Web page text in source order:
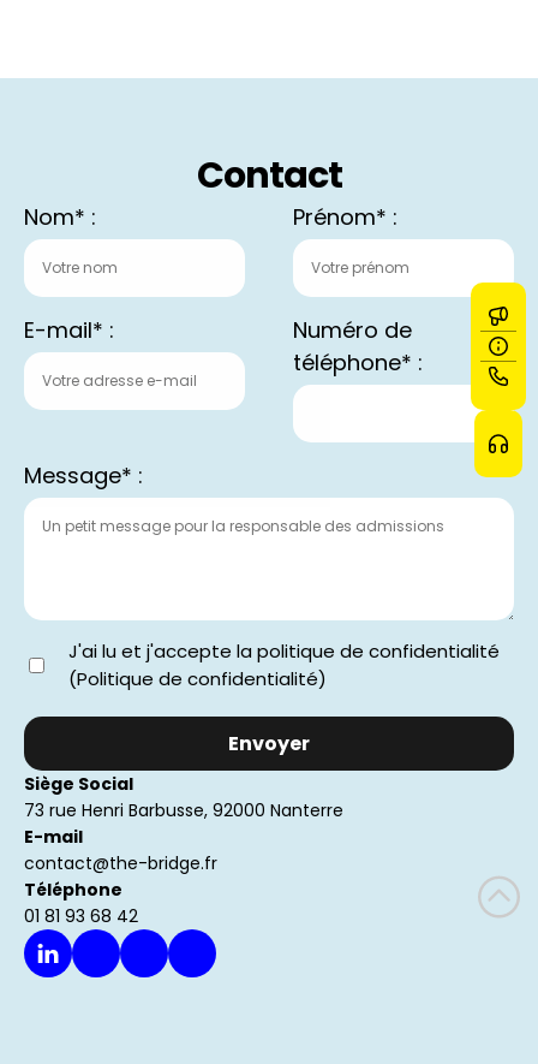
Contact
Nom* : Prénom* :
E-mail* :
Numéro de
téléphone* :
Message* :
J'ai lu et j'accepte la politique de confidentialité
(Politique de confidentialité)
Envoyer
Siège Social
73 rue Henri Barbusse, 92000 Nanterre
E-mail
contact@the-bridge.fr
Téléphone
01 81 93 68 42